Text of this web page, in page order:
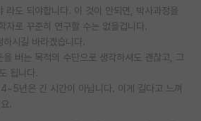
라도 되야합니다. 이 것이 안되면, 박사과정을
로 꾸준히 연구할 수는 없을겁니다.
시길 바라겠습니다.
버는 목적의 수단으로 생각하셔도 괜찮고, 그
됩니다.
년은 긴 시간이 아닙니다. 이게 길다고 느껴
.